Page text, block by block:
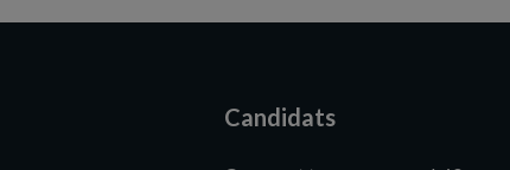
Candidats